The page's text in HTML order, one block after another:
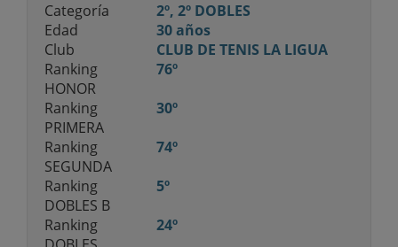
Categoría
2º, 2º DOBLES
Edad
30 años
Club
CLUB DE TENIS LA LIGUA
Ranking
HONOR
76º
Ranking
PRIMERA
30º
Ranking
SEGUNDA
74º
Ranking
DOBLES B
5º
Ranking
24º